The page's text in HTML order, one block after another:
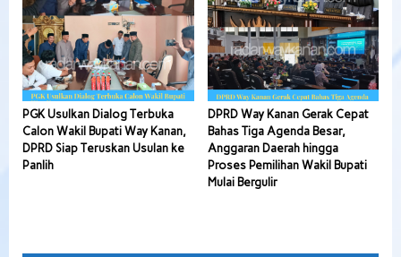
PGK Usulkan Dialog Terbuka
Calon Wakil Bupati Way Kanan,
DPRD Siap Teruskan Usulan ke
Panlih
DPRD Way Kanan Gerak Cepat
Bahas Tiga Agenda Besar,
Anggaran Daerah hingga
Proses Pemilihan Wakil Bupati
Mulai Bergulir